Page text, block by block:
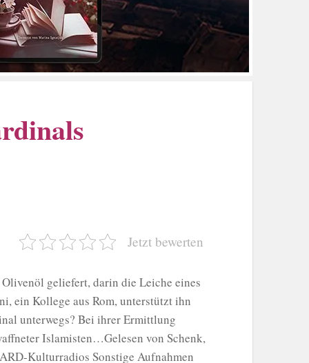
Jetzt bewerten
geliefert, darin die Leiche eines
ein Kollege aus Rom, unterstützt ihn
unterwegs? Bei ihrer Ermittlung
Islamisten…Gelesen von Schenk,
Kulturradios Sonstige Aufnahmen